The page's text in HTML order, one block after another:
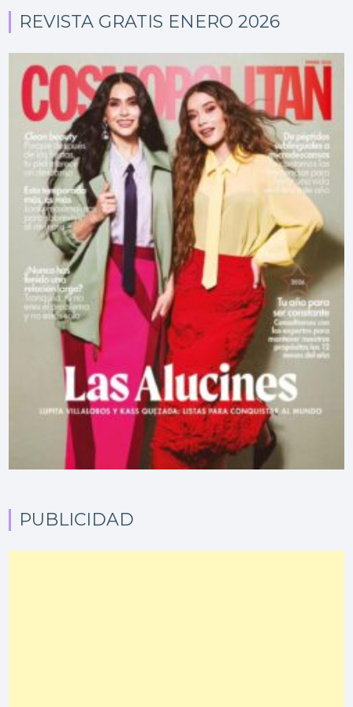
REVISTA GRATIS ENERO 2026
PUBLICIDAD